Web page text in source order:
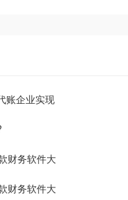
账企业实现
财务软件大
财务软件大